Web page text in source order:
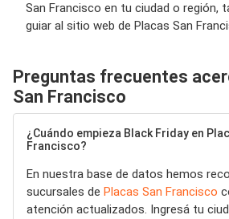
San Francisco en tu ciudad o región,
guiar al sitio web de Placas San
Preguntas frecuentes
San Francisco
¿Cuándo empieza Black Friday en
Francisco?
En nuestra base de datos hemos
sucursales de Placas San Francisco
atención actualizados. Ingresá tu